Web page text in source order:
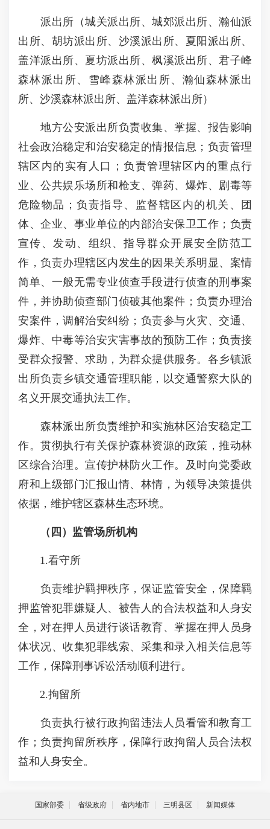
派出所（城关派出所、城郊派出所、瀚仙派
出所、胡坊派出所、沙溪派出所、夏阳派出所、
盖洋派出所、夏坊派出所、枫溪派出所、君子峰
森林派出所、雪峰森林派出所、瀚仙森林派出
所、沙溪森林派出所、盖洋森林派出所）
地方公安派出所负责收集、掌握、报告影响
社会政治稳定和治安稳定的情报信息；负责管理
辖区内的实有人口；负责管理辖区内的重点行
业、公共娱乐场所和枪支、弹药、爆炸、剧毒等
危险物品；负责指导、监督辖区内的机关、团
体、企业、事业单位的内部治安保卫工作；负责
宣传、发动、组织、指导群众开展安全防范工
作，负责办理辖区内发生的因果关系明显、案情
简单、一般无需专业侦查手段进行侦查的刑事案
件，并协助侦查部门侦破其他案件；负责办理治
安案件，调解治安纠纷；负责参与火灾、交通、
爆炸、中毒等治安灾害事故的预防工作；负责接
受群众报警、求助，为群众提供服务。各乡镇派
出所负责乡镇交通管理职能，以交通警察大队的
名义开展交通执法工作。
森林派出所负责维护和实施林区治安稳定工
作。贯彻执行有关保护森林资源的政策，推动林
区综合治理。宣传护林防火工作。及时向党委政
府和上级部门汇报山情、林情，为领导决策提供
依据，维护辖区森林生态环境。
（四）监管场所机构
1.看守所
负责维护羁押秩序，保证监管安全，保障羁
押监管犯罪嫌疑人、被告人的合法权益和人身安
全，对在押人员进行谈话教育、掌握在押人员身
体状况、收集犯罪线索、采集和录入相关信息等
工作，保障刑事诉讼活动顺利进行。
2.拘留所
负责执行被行政拘留违法人员看管和教育工
作；负责拘留所秩序，保障行政拘留人员合法权
益和人身安全。
国家部委 省级政府 省内地市 三明县区 新闻媒体